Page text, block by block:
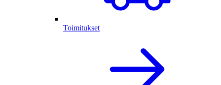
Toimitukset